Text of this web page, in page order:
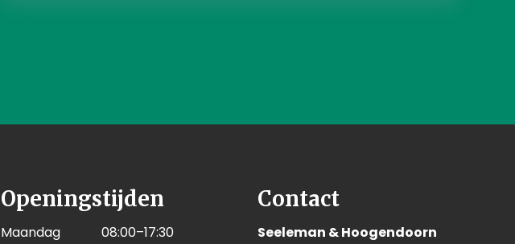
Openingstijden
Maandag
08:00–17:30
Contact
Seeleman & Hoogendoorn